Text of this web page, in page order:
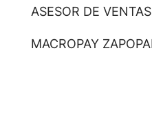
ASESOR DE VENTAS
MACROPAY